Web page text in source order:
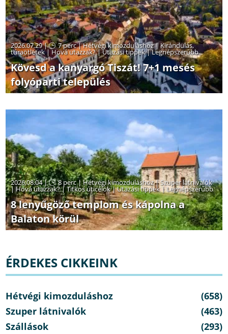
2026.07.29 | 7 perc|Hétvégi kimozduláshoz|Kirándulás,
túraötletek|Hová utazzak?|Utazási tippek|Legnépszerűbb
Kövesd a kanyargó Tiszát! 7+1 mesés
folyóparti település
2026.08.04 | 8 perc|Hétvégi kimozduláshoz|Szuper látnivalók
|Hová utazzak?|Titkos úticélok|Utazási tippek|Legnépszerűbb
8 lenyűgöző templom és kápolna a
Balaton körül
ÉRDEKES CIKKEINK
Hétvégi kimozduláshoz
(658)
Szuper látnivalók
(463)
Szállások
(293)